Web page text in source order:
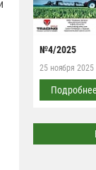
№4/2025
25 ноября 2025
Подробнее